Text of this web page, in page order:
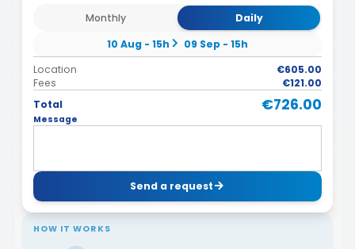
Monthly
Daily
10 Aug - 15h
09 Sep - 15h
Location
€605.00
Fees
€121.00
Total
€726.00
Message
Send a request
HOW IT WORKS